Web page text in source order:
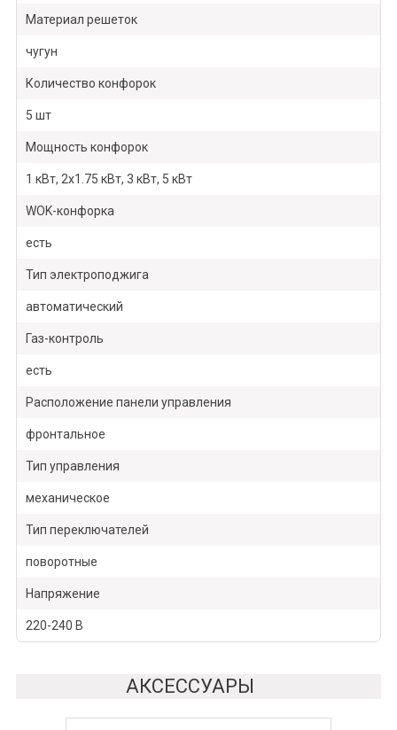
Материал решеток
чугун
Количество конфорок
5 шт
Мощность конфорок
1 кВт, 2х1.75 кВт, 3 кВт, 5 кВт
WOK-конфорка
есть
Тип электроподжига
автоматический
Газ-контроль
есть
Расположение панели управления
фронтальное
Тип управления
механическое
Тип переключателей
поворотные
Напряжение
220-240 В
АКСЕССУАРЫ